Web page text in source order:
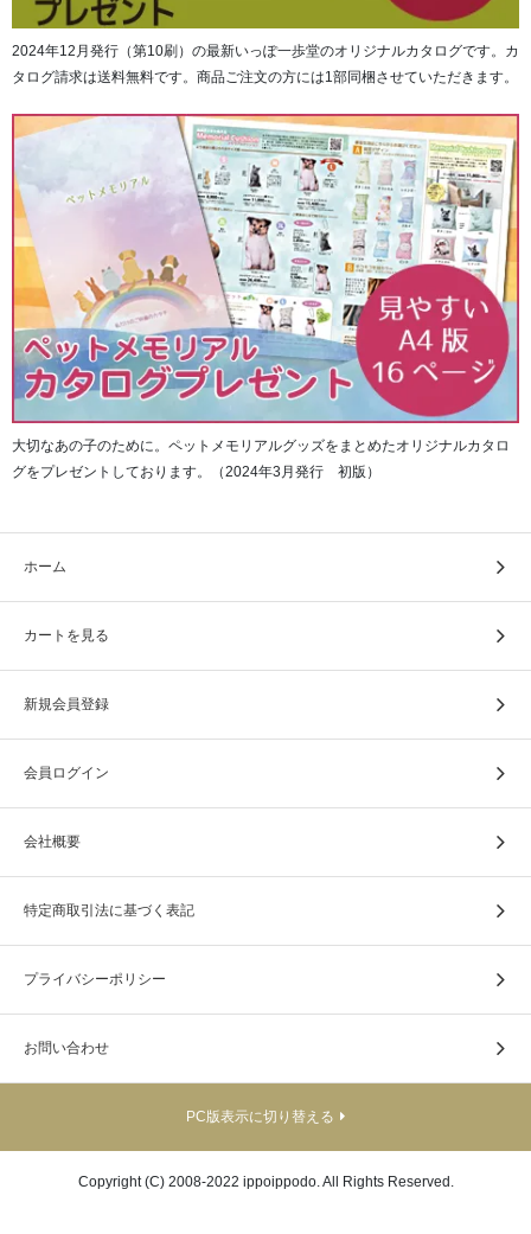
ます。
ビニールカバーは付いておりません。
■サイズ＝縦約25cm、横約18cm、厚み約1cm
2024年12月発行（第10刷）の最新いっぽ一歩堂のオリジナルカタログです。カ
タログ請求は送料無料です。商品ご注文の方には1部同梱させていただきます。
大切なあの子のために。ペットメモリアルグッズをまとめたオリジナルカタロ
グをプレゼントしております。（2024年3月発行 初版）
ホーム
カートを見る
新規会員登録
会員ログイン
会社概要
特定商取引法に基づく表記
プライバシーポリシー
お問い合わせ
PC版表示に切り替える
Copyright (C) 2008-2022 ippoippodo. All Rights Reserved.